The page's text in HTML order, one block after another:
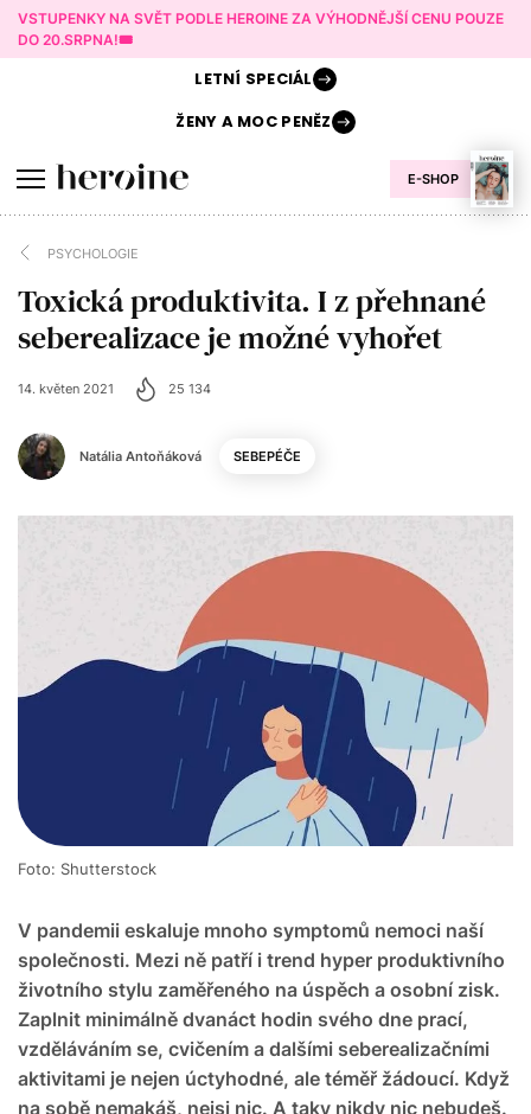
VSTUPENKY NA SVĚT PODLE HEROINE ZA VÝHODNĚJŠÍ CENU POUZE
DO 20.SRPNA!🎟️
E-SHOP
LETNÍ SPECIÁL
ŽENY AMOC PENĚZ
PSYCHOLOGIE
Toxická produktivita. I z přehnané
seberealizace je možné vyhořet
Natália Antoňáková
14. květen 2021 25 134
SEBEPÉČE
V pandemii eskaluje mnoho symptomů nemoci naší
společnosti. Mezi ně patří i trend hyper produktivního
životního stylu zaměřeného na úspěch a osobní zisk.
Zaplnit minimálně dvanáct hodin svého dne prací,
vzděláváním se, cvičením a dalšími seberealizačními
aktivitami je nejen úctyhodné, ale téměř žádoucí. Když
na sobě nemakáš, nejsi nic. A taky nikdy nic nebudeš.
Foto: Shutterstock